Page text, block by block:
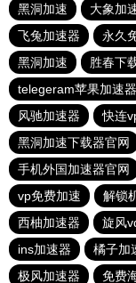
黑洞加速
大象加
飞兔加速器
永久
黑洞加速
胜春下
telegeram苹果加速器
风驰加速器
快连
黑洞加速下载器官网
手机外国加速器官网
vp免费加速
解锁
西柚加速器
旋风
ins加速器
橘子加
极风加速器
免费